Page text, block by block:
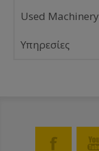
Used Machinery
Υπηρεσίες